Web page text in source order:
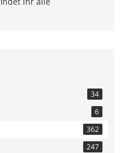
34
6
362
247